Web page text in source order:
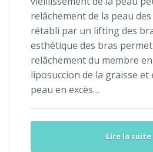
relâchement de la peau
rétabli par un lifting des
esthétique des bras
relâchement du membre
liposuccion de la graisse et
peau en excès…
Lire la suite